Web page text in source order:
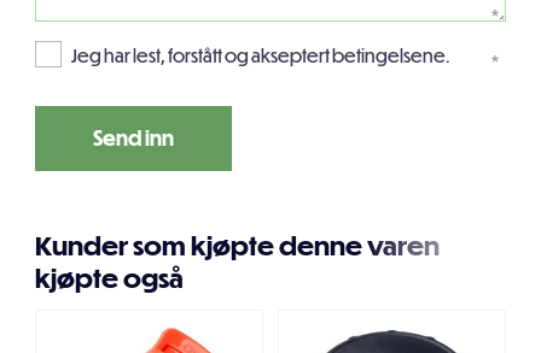
*
Jeg har lest, forstått og akseptert betingelsene. *
Kunder som kjøpte denne varen
kjøpte også